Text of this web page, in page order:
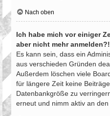
Nach oben
Ich habe mich vor einiger
aber nicht mehr anmelden?!
Es kann sein, dass ein
aus verschieden Gründen
Außerdem löschen viele
für längere Zeit keine
Datenbankgröße zu
erneut und nimm aktiv an